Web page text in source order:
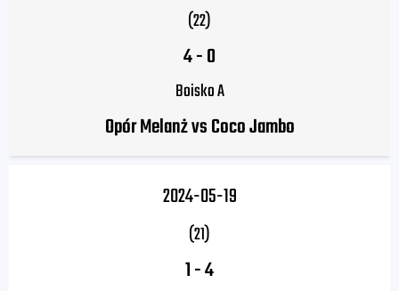
(22)
4-0
Boisko A
Opór Melanż vs Coco Jambo
2024-05-19
(21)
1-4